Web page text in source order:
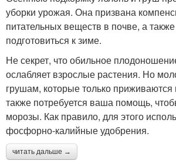
уборки урожая. Она призвана
питательных веществ в почве, а
подготовиться к зиме.
Не секрет, что обильное
ослабляет взрослые растения. Но
грушам, которые только
также потребуется ваша помощь,
морозы. Как правило, для этого
фосфорно-калийные удобрения.
читать дальше →